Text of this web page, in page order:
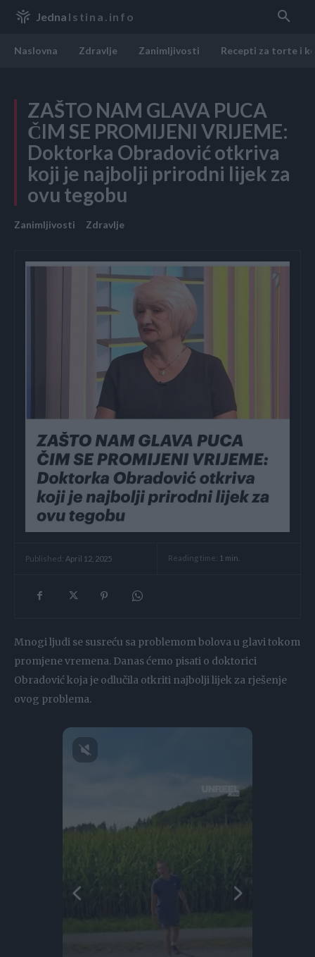
Jedna Istina.info
Naslovna Zdravlje Zanimljivosti Recepti za torte i
ZAŠTO NAM GLAVA PUCA
ČIM SE PROMIJENI VRIJEME:
Doktorka Obradović otkriva
koji je najbolji prirodni lijek za
ovu tegobu
Zanimljivosti Zdravlje
Published: April 12, 2025 Reading time: 1 min.
Mnogi ljudi se susreću sa problemom bolova u glavi tokom
promjene vremena. Danas ćemo pisati o doktorici
Obradović koja je odlučila otkriti najbolji lijek za rješenje
ovog problema.